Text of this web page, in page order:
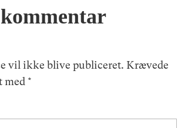
vil ikke blive publiceret. Krævede
med *